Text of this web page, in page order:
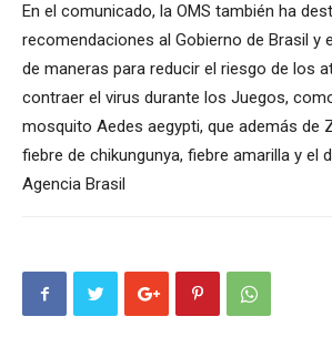
En el comunicado, la OMS también ha
recomendaciones al Gobierno de Brasil y
de maneras para reducir el riesgo de los
contraer el virus durante los Juegos,
mosquito Aedes aegypti, que además de
fiebre de chikungunya, fiebre amarilla y el
Agencia Brasil